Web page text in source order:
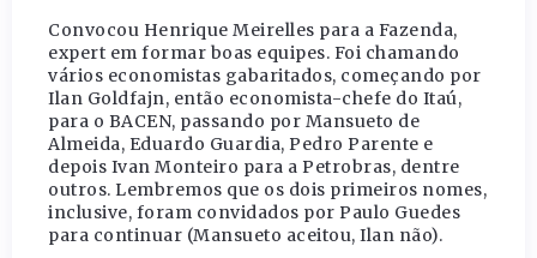
Convocou Henrique Meirelles para a Fazenda,
expert em formar boas equipes. Foi chamando
vários economistas gabaritados, começando por
Ilan Goldfajn, então economista-chefe do Itaú,
para o BACEN, passando por Mansueto de
Almeida, Eduardo Guardia, Pedro Parente e
depois Ivan Monteiro para a Petrobras, dentre
outros. Lembremos que os dois primeiros nomes,
inclusive, foram convidados por Paulo Guedes
para continuar (Mansueto aceitou, Ilan não).